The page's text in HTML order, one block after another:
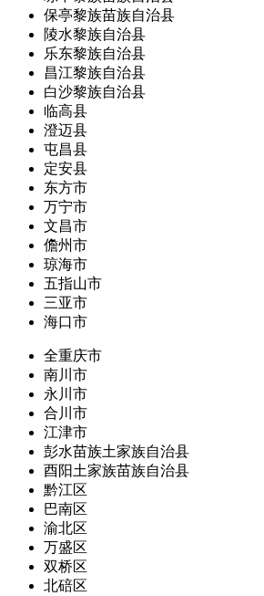
保亭黎族苗族自治县
陵水黎族自治县
乐东黎族自治县
昌江黎族自治县
白沙黎族自治县
临高县
澄迈县
屯昌县
定安县
东方市
万宁市
文昌市
儋州市
琼海市
五指山市
三亚市
海口市
全重庆市
南川市
永川市
合川市
江津市
彭水苗族土家族自治县
酉阳土家族苗族自治县
黔江区
巴南区
渝北区
万盛区
双桥区
北碚区